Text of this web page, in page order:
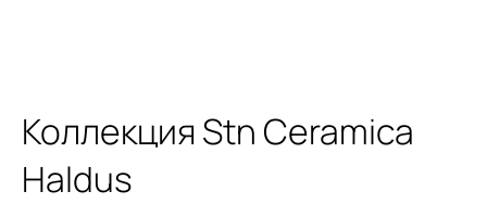
Коллекция Stn Ceramica
Haldus